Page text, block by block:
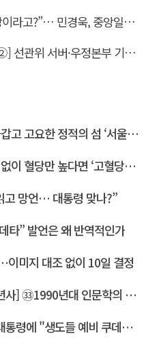
“자유와혁신이 극우정당이라고?”… 민경욱, 중앙일보 직격
[부정선거 특검법 해부 ②] 선관위 서버·우정본부 기록까지…‘증거를 끌어오는 칼’
한 정적의 섬 ‘서울시립미술관’
높다면 ‘고혈당증’으로 불러야
고 망언… 대통령 맞나?”
타” 발언은 왜 반역적인가
미지 대조 없이 10일 결정
1990년대 인문학의 좌경화
"생도들 예비 쿠데타세력 몰아"